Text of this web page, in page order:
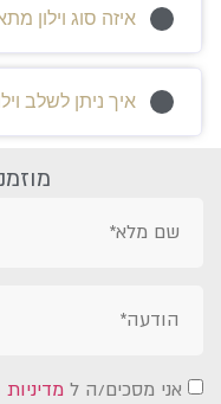
איזה סוג וילון
איך ניתן לשלב
אני מסכים/ה ל